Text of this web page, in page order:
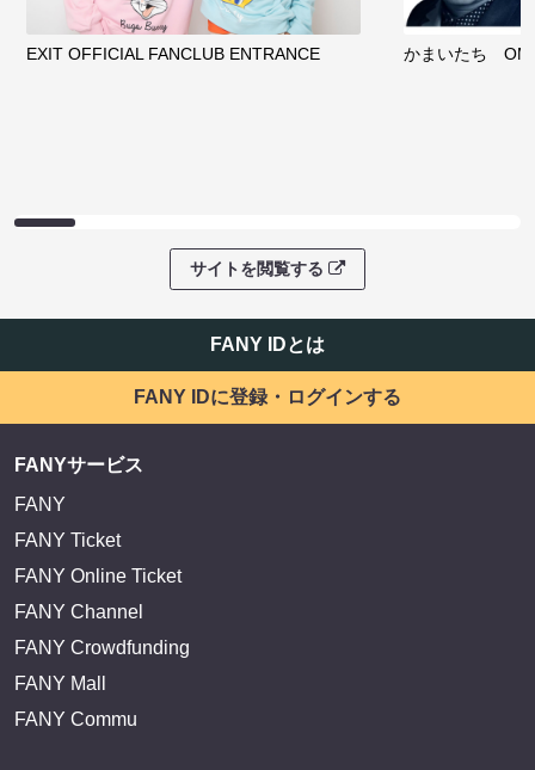
EXIT OFFICIAL FANCLUB ENTRANCE かまいたち
サイトを閲覧する
FANY IDとは
FANY IDに登録・ログインする
FANYサービス
FANY
FANY Ticket
FANY Online Ticket
FANY Channel
FANY Crowdfunding
FANY Mall
FANY Commu